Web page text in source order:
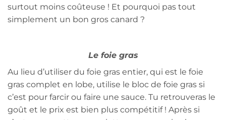
surtout moins coûteuse ! Et pourquoi pas tout
simplement un bon gros canard ?
Le foie gras
Au lieu d’utiliser du foie gras entier, qui est le foie
gras complet en lobe, utilise le bloc de foie gras si
c’est pour farcir ou faire une sauce. Tu retrouveras le
goût et le prix est bien plus compétitif ! Après si